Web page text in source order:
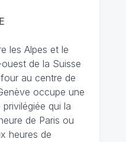
les Alpes et le
de la Suisse
au centre de
occupe une
qui la
de Paris ou
heures de